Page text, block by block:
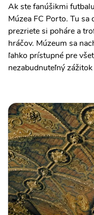
Ak ste fanúšikmi
Múzea FC Porto. Tu
prezriete si poháre a
hráčov. Múzeum sa
ľahko prístupné pre
nezabudnuteľný